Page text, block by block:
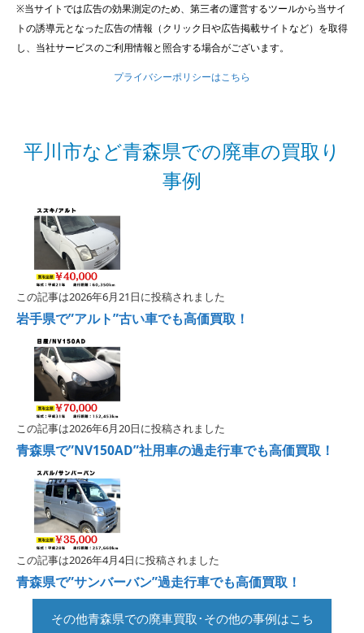
※当サイトでは広告の効果測定のため、第三者の運営するツールから当サイ
トの誘導元となった広告の情報（クリック日や広告掲載サイトなど）を取得
し、当社サービスのご利用情報と照合する場合がございます。
プライバシーポリシーはこちら
平川市など青森県での廃車の買取り
事例
この記事は2026年6月21日に投稿されました
岩手県で”アルト”古い車でも高価買取！
この記事は2026年6月20日に投稿されました
青森県で”NV150AD”社用車の過走行車でも高価買取！
この記事は2026年4月4日に投稿されました
青森県で”サンバーバン”過走行車でも高価買取！
その他青森県での廃車買取･その他の事例はこち